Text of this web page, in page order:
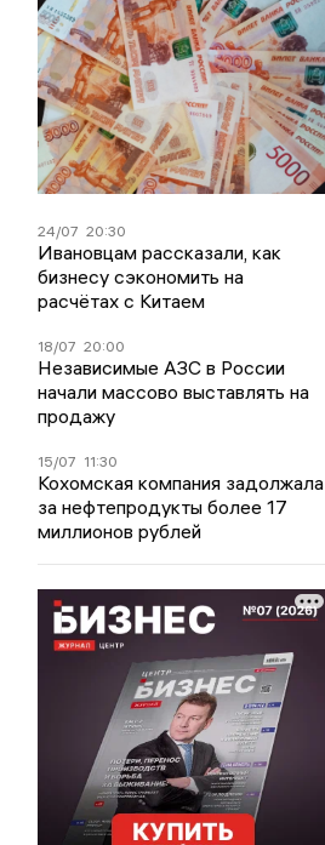
24/07 20:30
Ивановцам рассказали, как
бизнесу сэкономить на
расчётах с Китаем
18/07 20:00
Независимые АЗС в России
начали массово выставлять на
продажу
15/07 11:30
Кохомская компания задолжала
за нефтепродукты более 17
миллионов рублей